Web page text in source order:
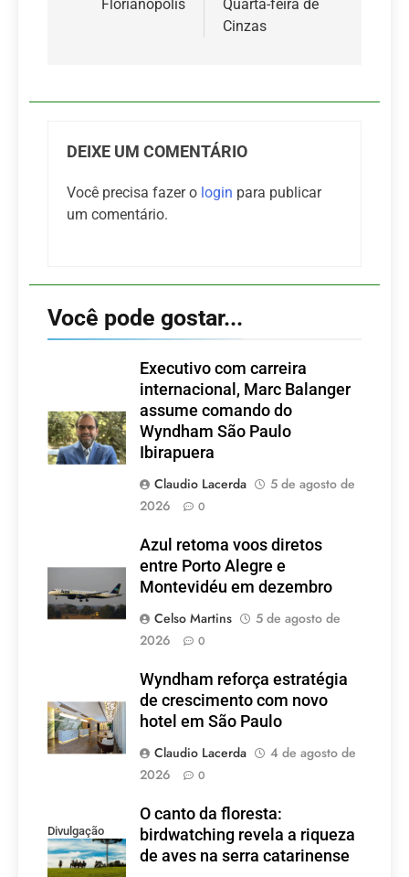
Florianópolis
Quarta-feira de
Cinzas
DEIXE UM COMENTÁRIO
Você precisa fazer o login para publicar
um comentário.
Você pode gostar...
Executivo com carreira
internacional, Marc Balanger
assume comando do
Wyndham São Paulo
Ibirapuera
Claudio Lacerda
5 de agosto de
2026
0
Azul retoma voos diretos
entre Porto Alegre e
Montevidéu em dezembro
Celso Martins
5 de agosto de
2026
0
Wyndham reforça estratégia
de crescimento com novo
hotel em São Paulo
Claudio Lacerda
4 de agosto de
2026
0
Divulgação
O canto da floresta:
birdwatching revela a riqueza
de aves na serra catarinense